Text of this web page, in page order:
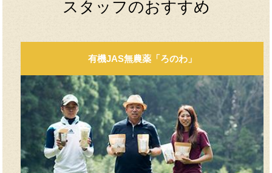
スタッフのおすすめ
有機JAS無農薬「ろのわ」